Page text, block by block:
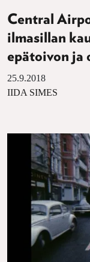
Central
ilmasillan
epätoivon ja
25.9.2018
IIDA SIMES